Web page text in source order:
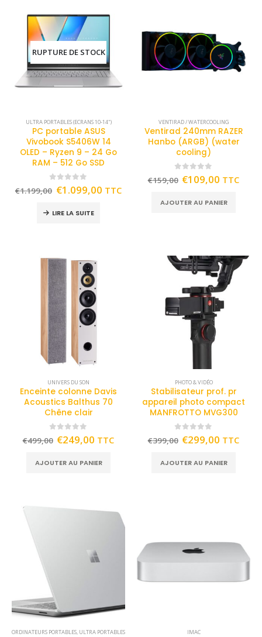
RUPTURE DE STOCK
ULTRA PORTABLES (ECRANS 10-14")
PC portable ASUS
Vivobook S5406W 14
OLED – Ryzen 9 – 24 Go
RAM – 512 Go SSD
out of 5
€1.199,00 €1.099,00 TTC
LIRE LA SUITE
VENTIRAD / WATERCOOLING
Ventirad 240mm RAZER
Hanbo (ARGB) (water
cooling)
out of 5
€159,00 €109,00 TTC
AJOUTER AU PANIER
UNIVERS DU SON
Enceinte colonne Davis
Acoustics Balthus 70
Chêne clair
out of 5
€499,00 €249,00 TTC
AJOUTER AU PANIER
PHOTO & VIDÉO
Stabilisateur prof. pr
appareil photo compact
MANFROTTO MVG300
out of 5
€399,00 €299,00 TTC
AJOUTER AU PANIER
ORDINATEURS PORTABLES, ULTRA PORTABLES
IMAC